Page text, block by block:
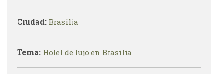
Ciudad: Brasilia
Tema: Hotel de lujo en Brasilia